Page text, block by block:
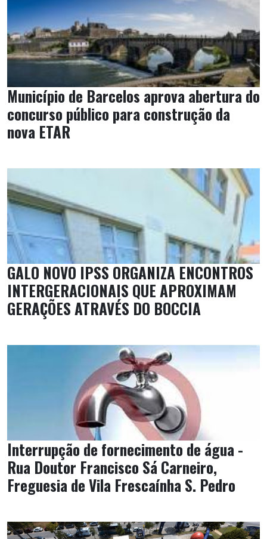
Município de Barcelos aprova abertura do
concurso público para construção da
nova ETAR
GALO NOVO IPSS ORGANIZA ENCONTROS
INTERGERACIONAIS QUE APROXIMAM
GERAÇÕES ATRAVÉS DO BOCCIA
Interrupção de fornecimento de água -
Rua Doutor Francisco Sá Carneiro,
Freguesia de Vila Frescaínha S. Pedro